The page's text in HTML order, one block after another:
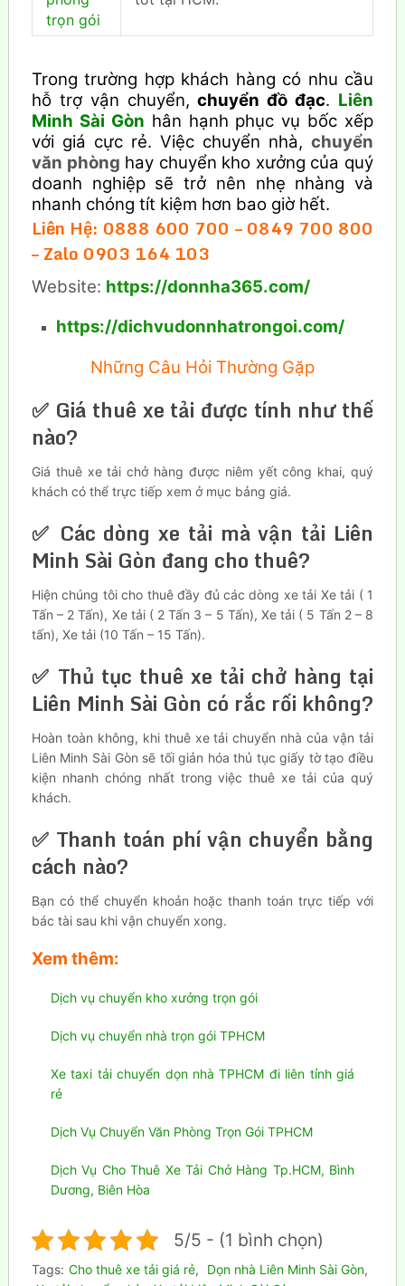
trọn gói
Trong trường hợp khách hàng có nhu cầu
hỗ trợ vận chuyển,chuyển đồ đạc. Liên
Minh Sài Gòn hân hạnh phục vụ bốc xếp
với giá cực rẻ. Việc chuyển nhà,chuyển
văn phòng hay chuyển kho xưởng của quý
doanh nghiệp sẽ trở nên nhẹ nhàng và
nhanh chóng tít kiệm hơn bao giờ hết.
Liên Hệ: 0888 600 700 – 0849 700 800
– Zalo 0903 164 103
Website: https://donnha365.com/
https://dichvudonnhatrongoi.com/
Những Câu Hỏi Thường Gặp
✅ Giá thuê xe tải được tính như thế
nào?
Giá thuê xe tải chở hàng được niêm yết công khai, quý
khách có thể trực tiếp xem ở mục bảng giá.
✅ Các dòng xe tải mà vận tải Liên
Minh Sài Gòn đang cho thuê?
Hiện chúng tôi cho thuê đầy đủ các dòng xe tải Xe tải ( 1
Tấn – 2 Tấn), Xe tải ( 2 Tấn 3 – 5 Tấn), Xe tải ( 5 Tấn 2 – 8
tấn), Xe tải (10 Tấn – 15 Tấn).
✅ Thủ tục thuê xe tải chở hàng tại
Liên Minh Sài Gòn có rắc rối không?
Hoàn toàn không, khi thuê xe tải chuyển nhà của vận tải
Liên Minh Sài Gòn sẽ tối giản hóa thủ tục giấy tờ tạo điều
kiện nhanh chóng nhất trong việc thuê xe tải của quý
khách.
✅ Thanh toán phí vận chuyển bằng
cách nào?
Bạn có thể chuyển khoản hoặc thanh toán trực tiếp với
bác tài sau khi vận chuyển xong.
Xem thêm:
Dịch vụ chuyển kho xưởng trọn gói
Dịch vụ chuyển nhà trọn gói TPHCM
Xe taxi tải chuyển dọn nhà TPHCM đi liên tỉnh giá
rẻ
Dịch Vụ Chuyển Văn Phòng Trọn Gói TPHCM
Dịch Vụ Cho Thuê Xe Tải Chở Hàng Tp.HCM, Bình
Dương, Biên Hòa
5/5 - (1 bình chọn)
Tags: Cho thuê xe tải giá rẻ, Dọn nhà Liên Minh Sài Gòn,